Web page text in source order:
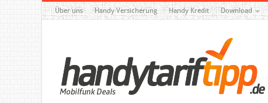
Über uns Handy Versicherung Handy Kredit Download